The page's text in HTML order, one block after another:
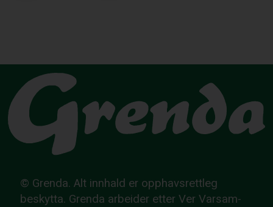
© Grenda. Alt innhald er opphavsrettleg
beskytta. Grenda arbeider etter Ver Varsam-